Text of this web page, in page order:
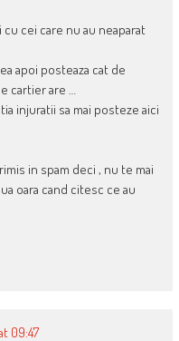
cu cei care nu au neaparat
apoi posteaza cat de
cartier are …
injuratii sa mai posteze aici
in spam deci , nu te mai
oara cand citesc ce au
09:47